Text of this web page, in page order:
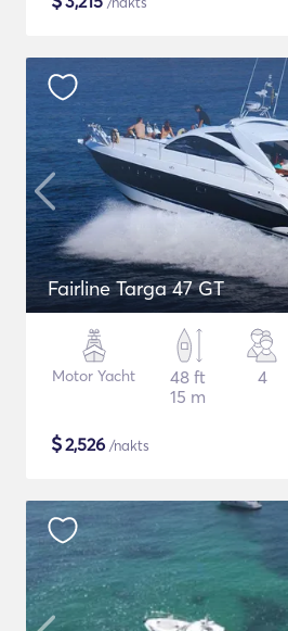
Fairline Targa 47 GT
Motor Yacht
48 ft
15 m
4
$2,526 /nakts